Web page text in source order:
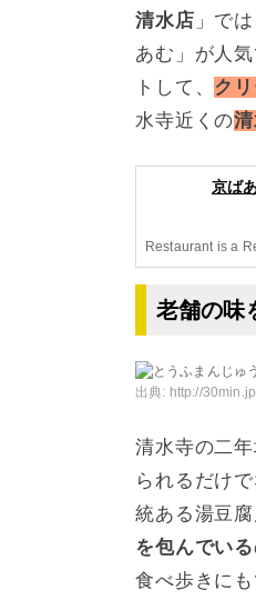
清水店 」で
あむ」が人
トして、 ク
水寺近くの
京ば
Restaurant is a
老舗の味
出典: http://
清水寺の二
られるだけ
統ある湯豆
を包んでいる
食べ歩きに